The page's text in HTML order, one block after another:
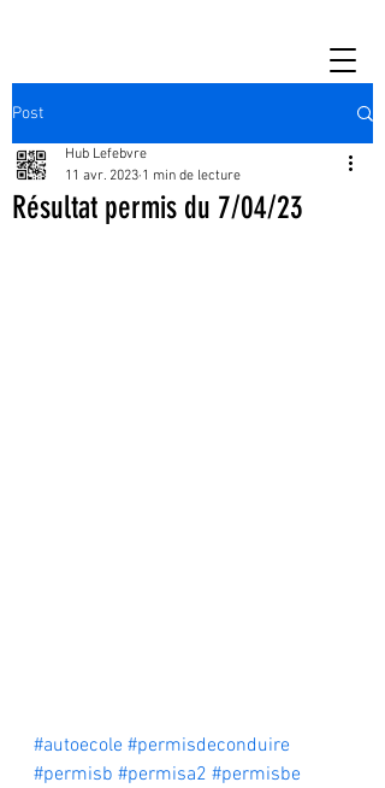
Post
Résultat permis du 7/04/23
Hub Lefebvre
11 avr. 2023 1 min de lecture
#autoecole #permisdeconduire
#permisb #permisa2 #permisbe